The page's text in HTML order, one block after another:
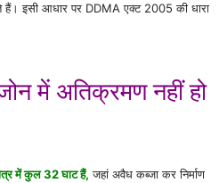
हैं। इसी आधार पर DDMA एक्ट 2005 की धारा
में अतिक्रमण नहीं हो
में कुल 32 घाट हैं, जहां अवैध कब्जा कर निर्माण